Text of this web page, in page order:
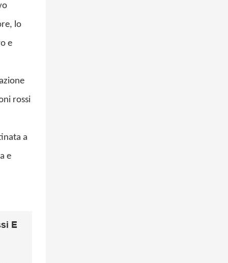
lo
e
rossi
a
e
E